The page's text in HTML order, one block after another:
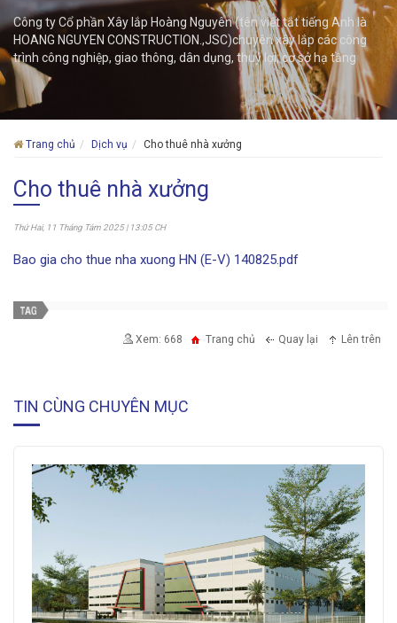
Công ty Cổ phần Xây lắp Hoàng Nguyên (tên viết tắt tiếng Anh là
HOANG NGUYEN CONSTRUCTION.,JSC)chuyên xây lắp các công
trình công nghiệp, giao thông, dân dụng, thuỷ lợi, cơ sở hạ tầng
Trang chủ Dịch vụ Cho thuê nhà xưởng
Cho thuê nhà xưởng
Thứ Hai, 11 Tháng Tám 2025 | 13:05 CH
Bao gia cho thue nha xuong HN (E-V) 140825.pdf
Xem: 668 Trang chủ Quay lại Lên trên
TIN CÙNG CHUYÊN MỤC